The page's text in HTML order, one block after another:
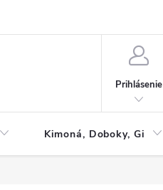
Prihlásenie
Kimoná, Doboky, Gi